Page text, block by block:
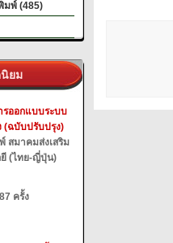
มพ์ (485)
ยม
รออกแบบระบบ
(ฉบับปรับปรุง)
สมาคมส่งเสริม
ยี (ไทย-ญี่ปุ่น)
ครั้ง